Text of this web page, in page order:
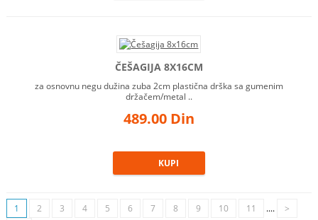
ČEŠAGIJA 8X16CM
za osnovnu negu dužina zuba 2cm plastična drška sa gumenim
držačem/metal ..
489.00 Din
1 2 3 4 5 6 7 8 9 10 11 ....
>